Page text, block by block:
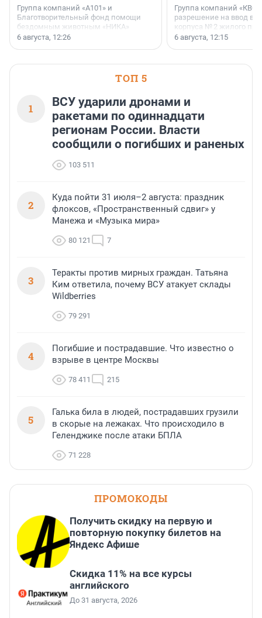
Группа компаний «А101» и
Благотворительный фонд помощи
бездомным животным «НИКА»
заключили соглашение о
6 августа, 12:26
Группа компаний
разрешение на ввод в
корпуса № 2 жилого
Уютный квартал»,
6 августа, 12:15
ТОП 5
1
ВСУ ударили дронами и
ракетами по одиннадцати
регионам России. Власти
сообщили о погибших и раненых
103 511
2
Куда пойти 31 июля–2 августа: праздник
флоксов, «Пространственный сдвиг» у
Манежа и «Музыка мира»
80 121 7
3
Теракты против мирных граждан. Татьяна
Ким ответила, почему ВСУ атакует склады
Wildberries
79 291
4
Погибшие и пострадавшие. Что известно о
взрыве в центре Москвы
78 411 215
5
Галька била в людей, пострадавших грузили
в скорые на лежаках. Что происходило в
Геленджике после атаки БПЛА
71 228
ПРОМОКОДЫ
Получить скидку на первую и
повторную покупку билетов на
Яндекс Афише
Скидка 11% на все курсы
английского
До 31 августа, 2026